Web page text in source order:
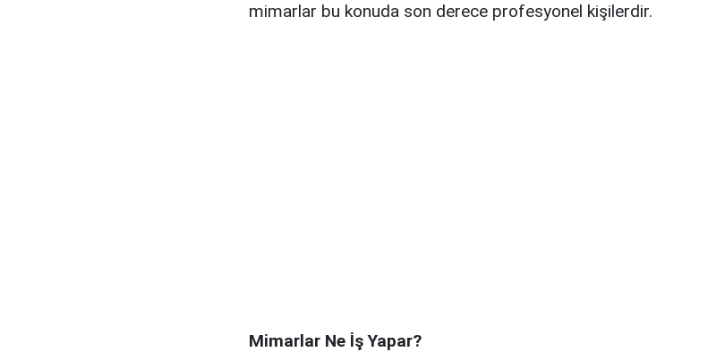
mimarlar bu konuda son derece profesyonel kişilerdir.
Mimarlar Ne İş Yapar?